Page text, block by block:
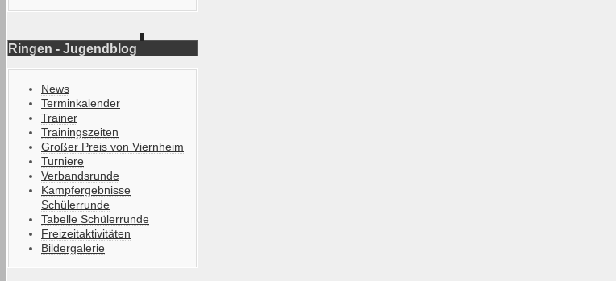
Ringen - Jugendblog
News
Terminkalender
Trainer
Trainingszeiten
Großer Preis von Viernheim
Turniere
Verbandsrunde
Kampfergebnisse
Schülerrunde
Tabelle Schülerrunde
Freizeitaktivitäten
Bildergalerie